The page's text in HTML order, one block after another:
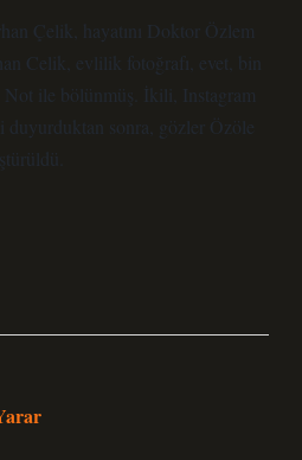
Çelik, hayatını Doktor Özlem
Celik, evlilik fotoğrafı, evet, bin
Not ile bölünmüş. İkili, Instagram
duyurduktan sonra, gözler Özöle